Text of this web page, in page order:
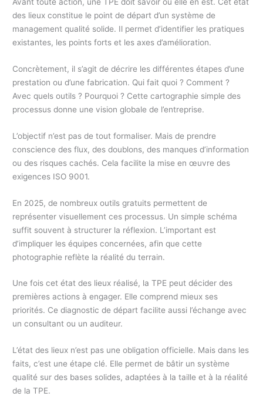
des lieux constitue le point de départ d’un système de
management qualité solide. Il permet d’identifier les pratiques
existantes, les points forts et les axes d’amélioration.
Concrètement, il s’agit de décrire les différentes étapes d’une
prestation ou d’une fabrication. Qui fait quoi ? Comment ?
Avec quels outils ? Pourquoi ? Cette cartographie simple des
processus donne une vision globale de l’entreprise.
L’objectif n’est pas de tout formaliser. Mais de prendre
conscience des flux, des doublons, des manques d’information
ou des risques cachés. Cela facilite la mise en œuvre des
exigences ISO 9001.
En 2025, de nombreux outils gratuits permettent de
représenter visuellement ces processus. Un simple schéma
suffit souvent à structurer la réflexion. L’important est
d’impliquer les équipes concernées, afin que cette
photographie reflète la réalité du terrain.
Une fois cet état des lieux réalisé, la TPE peut décider des
premières actions à engager. Elle comprend mieux ses
priorités. Ce diagnostic de départ facilite aussi l’échange avec
un consultant ou un auditeur.
L’état des lieux n’est pas une obligation officielle. Mais dans les
faits, c’est une étape clé. Elle permet de bâtir un système
qualité sur des bases solides, adaptées à la taille et à la réalité
de la TPE.